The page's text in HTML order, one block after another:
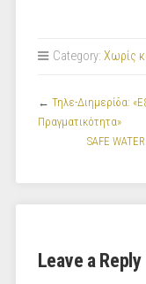
Category: Χωρίς
← Τηλε-Διημερίδα:
Πραγματικότητα»
SAFE
Leave a Reply